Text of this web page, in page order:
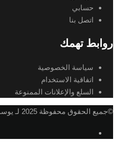
حسابي
اتصل بنا
روابط تهمك
سياسة الخصوصية
اتفاقية الاستخدام
السلع والإعلانات الممنوعة
©جميع الحقوق محفوظة 2025 لـ يوسوق | Usooq